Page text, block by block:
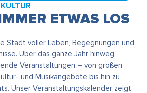
ETWAS LOS
Stadt voller Leben, Begegnungen und
Über das ganze Jahr hinweg
Veranstaltungen – von großen
und Musikangebote bis hin zu
Unser Veranstaltungskalender zeigt